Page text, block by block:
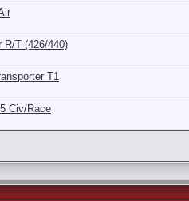
R/T (426/440)
T1
Civ/Race